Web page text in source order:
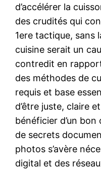
d’accélérer la
des crudités qui
1ere tactique, sans
cuisine serait un
contredit en
des méthodes de
requis et base
d’être juste, claire
bénéficier d’un bon
de secrets
photos s’avère
digital et des